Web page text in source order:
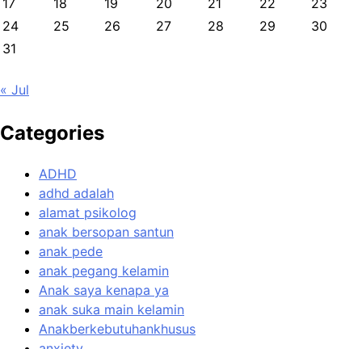
24
25 26 27 28 29
30
31
« Jul
Categories
ADHD
adhd adalah
alamat psikolog
anak bersopan santun
anak pede
anak pegang kelamin
Anak saya kenapa ya
anak suka main kelamin
Anakberkebutuhankhusus